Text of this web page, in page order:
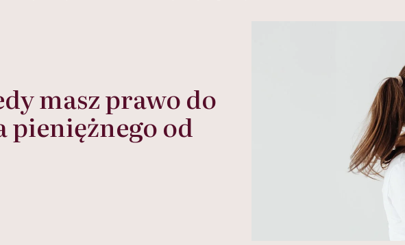
masz prawo do
pieniężnego od